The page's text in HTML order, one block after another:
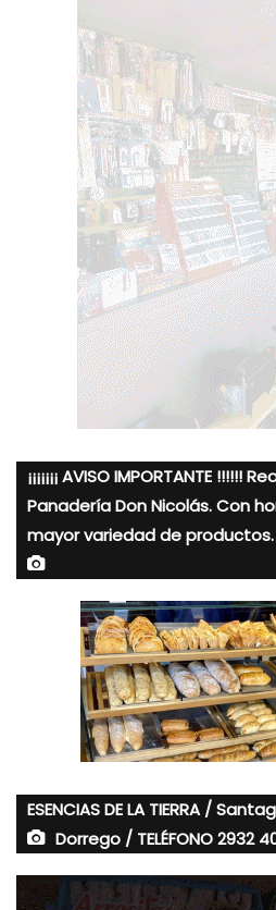
¡¡¡¡¡¡¡ AVISO IMPORTANTE
Panadería Don Nicolás. Con
mayor variedad de productos.
ESENCIAS DE LA TIERRA /
Dorrego / TELÉFONO 2932